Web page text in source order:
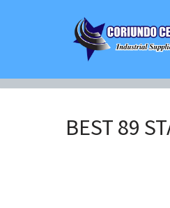
konten
BEST 89